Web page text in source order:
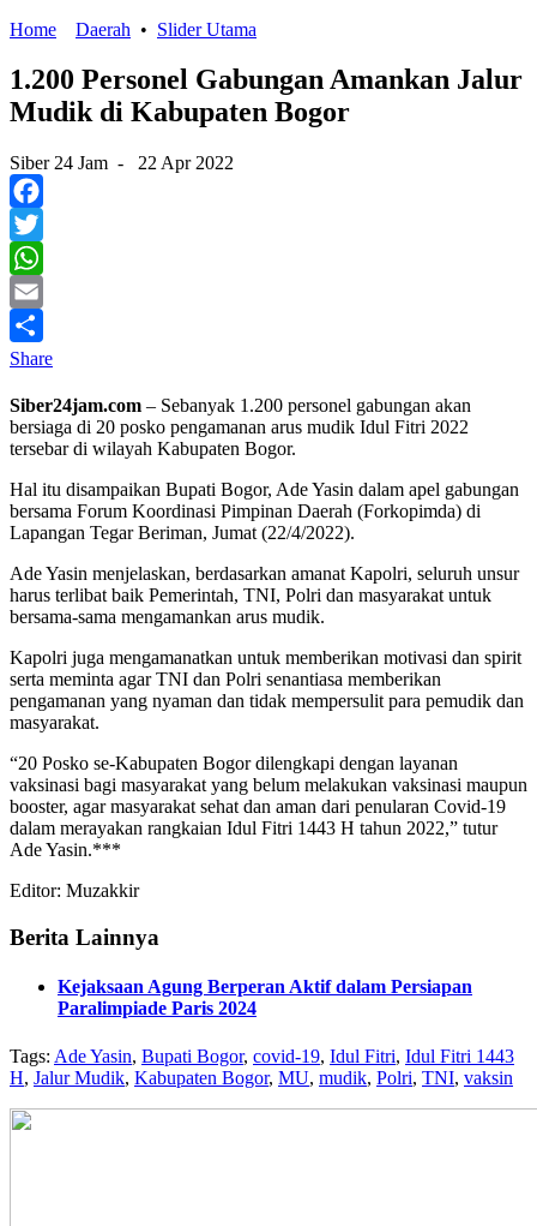
Home
Daerah • Slider Utama
1.200 Personel Gabungan Amankan Jalur
Mudik di Kabupaten Bogor
Siber 24 Jam - 22 Apr 2022
Facebook
Twitter
WhatsApp
Email
Share
Siber24jam.com – Sebanyak 1.200 personel gabungan akan
bersiaga di 20 posko pengamanan arus mudik Idul Fitri 2022
tersebar di wilayah Kabupaten Bogor.
Hal itu disampaikan Bupati Bogor, Ade Yasin dalam apel gabungan
bersama Forum Koordinasi Pimpinan Daerah (Forkopimda) di
Lapangan Tegar Beriman, Jumat (22/4/2022).
Ade Yasin menjelaskan, berdasarkan amanat Kapolri, seluruh unsur
harus terlibat baik Pemerintah, TNI, Polri dan masyarakat untuk
bersama-sama mengamankan arus mudik.
Kapolri juga mengamanatkan untuk memberikan motivasi dan spirit
serta meminta agar TNI dan Polri senantiasa memberikan
pengamanan yang nyaman dan tidak mempersulit para pemudik dan
masyarakat.
“20 Posko se-Kabupaten Bogor dilengkapi dengan layanan
vaksinasi bagi masyarakat yang belum melakukan vaksinasi maupun
booster, agar masyarakat sehat dan aman dari penularan Covid-19
dalam merayakan rangkaian Idul Fitri 1443 H tahun 2022,” tutur
Ade Yasin.***
Editor: Muzakkir
Berita Lainnya
Kejaksaan Agung Berperan Aktif dalam Persiapan
Paralimpiade Paris 2024
Tags: Ade Yasin, Bupati Bogor, covid-19, Idul Fitri, Idul Fitri 1443
H, Jalur Mudik, Kabupaten Bogor, MU, mudik, Polri, TNI, vaksin